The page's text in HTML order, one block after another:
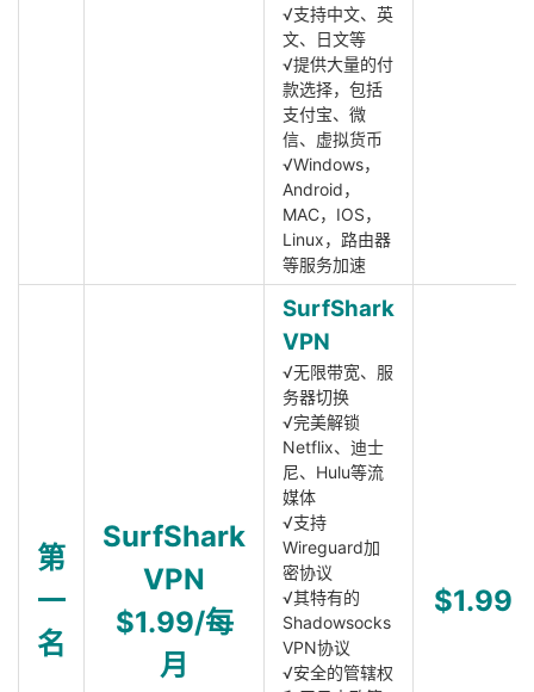
√支持中文、英
文、日文等
√提供大量的付
款选择，包括
支付宝、微
信、虚拟货币
√Windows，
Android，
MAC，IOS，
Linux，路由器
等服务加速
第
一
名
SurfShark
VPN
$1.99/每
月
SurfShark
VPN
√无限带宽、服
务器切换
√完美解锁
Netflix、迪士
尼、Hulu等流
媒体
√支持
Wireguard加
密协议
√其特有的
Shadowsocks
VPN协议
√安全的管辖权
$1.99